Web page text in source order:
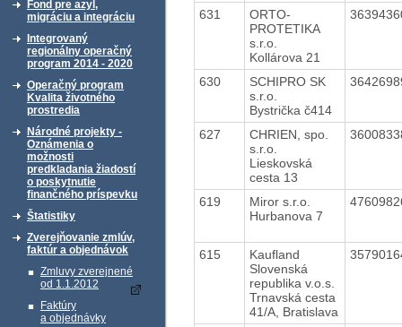
Fond pre azyl,
migráciu a integráciu
Integrovaný
regionálny operačný
program 2014 - 2020
Operačný program
Kvalita životného
prostredia
Národné projekty -
Oznámenia o
možnosti
predkladania žiadostí
o poskytnutie
finančného príspevku
Štatistiky
Zverejňovanie zmlúv,
faktúr a objednávok
Zmluvy zverejnené
od 1.1.2012
Faktúry
a objednávky
631
ORTO-
PROTETIKA
s.r.o.
Kollárova 21
630
SCHIPRO SK
s.r.o.
Bystrička č414
627
CHRIEN, spo.
s.r.o.
Lieskovská
cesta 13
619
Miror s.r.o.
Hurbanova 7
615
Kaufland
Slovenská
republika v.o.s.
Trnavská cesta
41/A, Bratislava